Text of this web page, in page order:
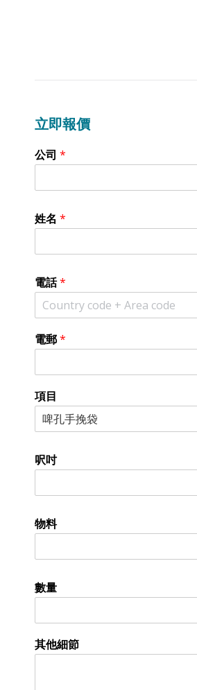
立即報價
公司 *
姓名 *
電話*
電郵*
項目
呎吋
物料
數量
其他細節